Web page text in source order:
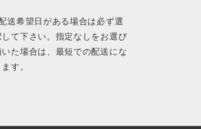
送希望日がある場合は必ず選
して下さい。指定なしをお選び
いた場合は、最短での配送にな
す。